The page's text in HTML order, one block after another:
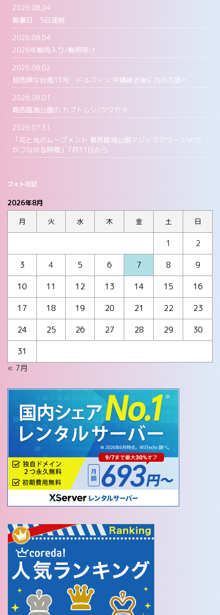
2026.08.04
酷暑日 5日連続
2026.08.04
2026年梅雨入り/梅雨明け
2026.08.02
超危険な台風13号 ドルフィン 沖縄接近後に九州方面へ
2026.08.01
葛西臨海公園の カブトムシ/クワガタ
2026.07.31
「花と光のムーブメント 葛西臨海公園マジックアワー いのち
がつながる時間」7月31日から
フォト日記
2026年8月
月
火 水 木 金 土 日
1
2
3
4 5 6 7 8
9
10
11 12 13 14 15
16
17
18 19 20 21 22
23
24
25 26 27 28 29
30
31
« 7月